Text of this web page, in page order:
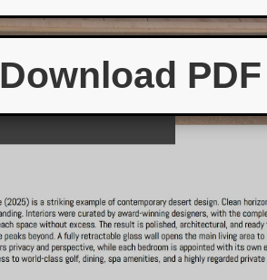
Download PDF